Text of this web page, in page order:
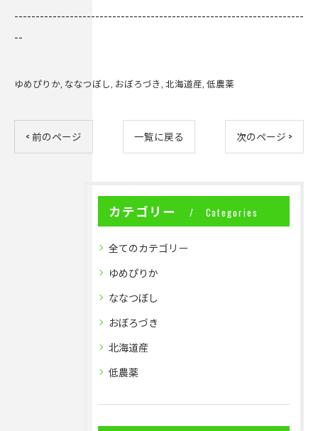
--------------------------------------------------------------------
--
ゆめぴりか ななつぼし おぼろづき 北海道産 低農薬
< 前のページ 一覧に戻る 次のページ >
カテゴリー Categories
全てのカテゴリー
ゆめぴりか
ななつぼし
おぼろづき
北海道産
低農薬